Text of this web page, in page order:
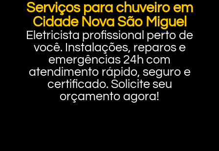
Serviços para chuveiro em
Cidade Nova São Miguel
Eletricista profissional perto de
você. Instalações, reparos e
emergências 24h com
atendimento rápido, seguro e
certificado. Solicite seu
orçamento agora!